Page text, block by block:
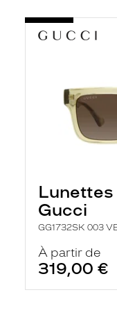
Lunettes
Gucci
GG1732SK 003
À partir de
319,00 €